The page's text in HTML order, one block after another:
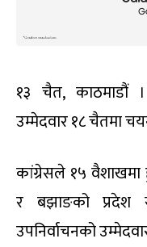
१३ चैत, काठमाडौं
उम्मेदवार १८ चैतमा
कांग्रेसले १५ वैशाखमा
र बझाङको
उपनिर्वाचनको